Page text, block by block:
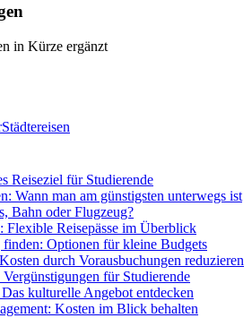
in Kürze ergänzt
Städtereisen
Reiseziel für Studierende
Wann man am günstigsten unterwegs ist
Bahn oder Flugzeug?
Flexible Reisepässe im Überblick
Optionen für kleine Budgets
durch Vorausbuchungen reduzieren
für Studierende
kulturelle Angebot entdecken
Kosten im Blick behalten